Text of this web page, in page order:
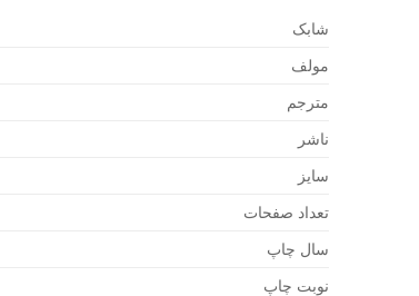
شابک
مولف
مترجم
ناشر
سایز
تعداد صفحات
سال چاپ
نوبت چاپ